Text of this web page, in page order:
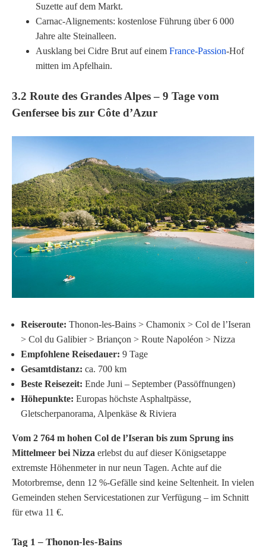
Suzette auf dem Markt.
Carnac-Alignements: kostenlose Führung über 6 000
Jahre alte Steinalleen.
Ausklang bei Cidre Brut auf einem France-Passion-Hof
mitten im Apfelhain.
3.2 Route des Grandes Alpes – 9 Tage vom
Genfersee bis zur Côte d’Azur
Reiseroute: Thonon-les-Bains > Chamonix > Col de l’Iseran
> Col du Galibier > Briançon > Route Napoléon > Nizza
Empfohlene Reisedauer: 9 Tage
Gesamtdistanz: ca. 700 km
Beste Reisezeit: Ende Juni – September (Passöffnungen)
Höhepunkte: Europas höchste Asphaltpässe,
Gletscherpanorama, Alpenkäse & Riviera
Vom 2 764 m hohen Col de l’Iseran bis zum Sprung ins
Mittelmeer bei Nizza erlebst du auf dieser Königs­etappe
extremste Höhen­meter in nur neun Tagen. Achte auf die
Motorbremse, denn 12 %-Gefälle sind keine Seltenheit. In vielen
Gemeinden stehen Servicestationen zur Verfügung – im Schnitt
für etwa 11 €.
Tag 1 – Thonon-les-Bains